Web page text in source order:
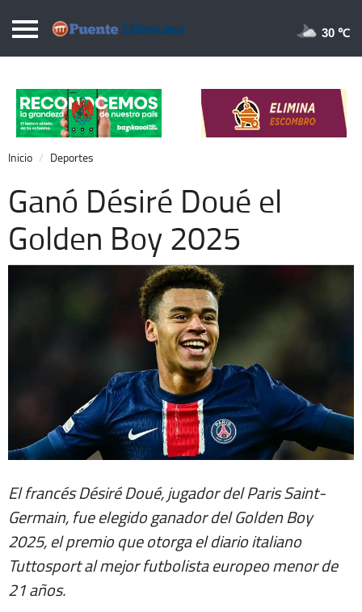
Puentelibre.mx
Local
Nacional
Opinión
Cronos
Economía
Espectáculos
30 ℃
Inicio Deportes
Ganó Désiré Doué el
Golden Boy 2025
El francés Désiré Doué, jugador del Paris Saint-
Germain, fue elegido ganador del Golden Boy
2025, el premio que otorga el diario italiano
Tuttosport al mejor futbolista europeo menor de
21 años.